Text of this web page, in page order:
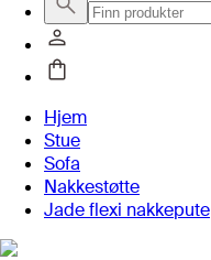
Hjem
Stue
Sofa
Nakkestøtte
Jade flexi nakkepute